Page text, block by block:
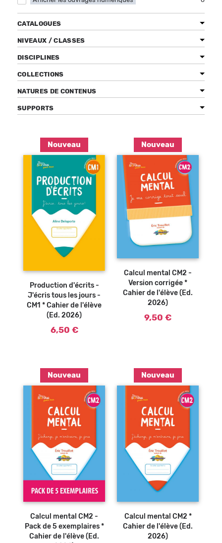
Recevez des informations sur nos nouveautés
Nouveau
Ajouter au
Production d'écrits -
J'écris tous les jours -
CM1 * Cahier de l'élève
(Ed. 2026)
6,50 €
Nouveau
Ajouter au
Calcul mental CM2 -
Version corrigée *
Cahier de l'élève (Ed.
2026)
9,50 €
Nouveau
Calcul mental CM2 -
Pack de 5 exemplaires *
Cahier de l'élève (Ed.
Nouveau
Calcul mental CM2 *
Cahier de l'élève (Ed.
2026)
CATALOGUES
NIVEAUX / CLASSES
DISCIPLINES
COLLECTIONS
NATURES DE CONTENUS
SUPPORTS